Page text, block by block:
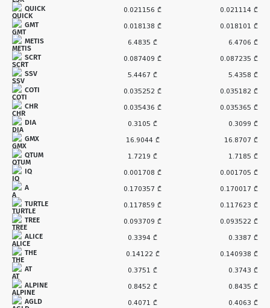
QUICK 0.021156 ₾ 0.021114 ₾
GMT 0.018138 ₾ 0.018101 ₾
METIS 6.4835 ₾ 6.4706 ₾
SCRT 0.087409 ₾ 0.087235 ₾
SSV 5.4467 ₾ 5.4358 ₾
COTI 0.035252 ₾ 0.035182 ₾
CHR 0.035436 ₾ 0.035365 ₾
DIA 0.3105 ₾ 0.3099 ₾
GMX 16.9044 ₾ 16.8707 ₾
QTUM 1.7219 ₾ 1.7185 ₾
IQ 0.001708 ₾ 0.001705 ₾
A 0.170357 ₾ 0.170017 ₾
TURTLE 0.117859 ₾ 0.117623 ₾
TREE 0.093709 ₾ 0.093522 ₾
ALICE 0.3394 ₾ 0.3387 ₾
THE 0.14122 ₾ 0.140938 ₾
AT 0.3751 ₾ 0.3743 ₾
ALPINE 0.8452 ₾ 0.8435 ₾
AGLD 0.4071 ₾ 0.4063 ₾